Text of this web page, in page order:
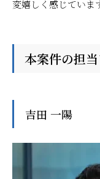
変嬉しく感じていま
本案件の担
吉田 一陽